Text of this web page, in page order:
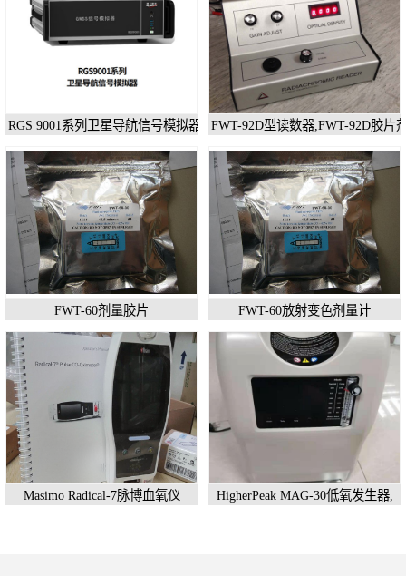
RGS 9001系列卫星导航信号模拟器 FWT-92D型读数器,FWT-92D胶片
FWT-60剂量胶片 FWT-60放射变色剂量计
Masimo Radical-7脉博血氧仪 HigherPeak MAG-30低氧发生器,